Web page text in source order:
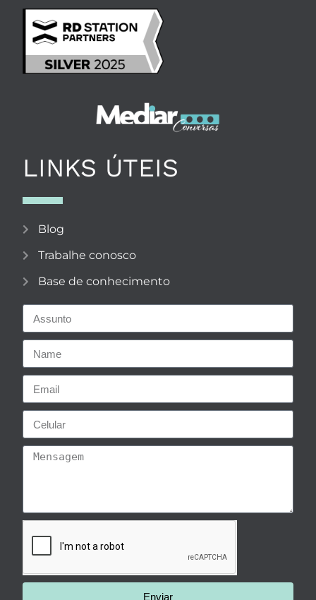
LINKS ÚTEIS
Blog
Trabalhe conosco
Base de conhecimento
Enviar